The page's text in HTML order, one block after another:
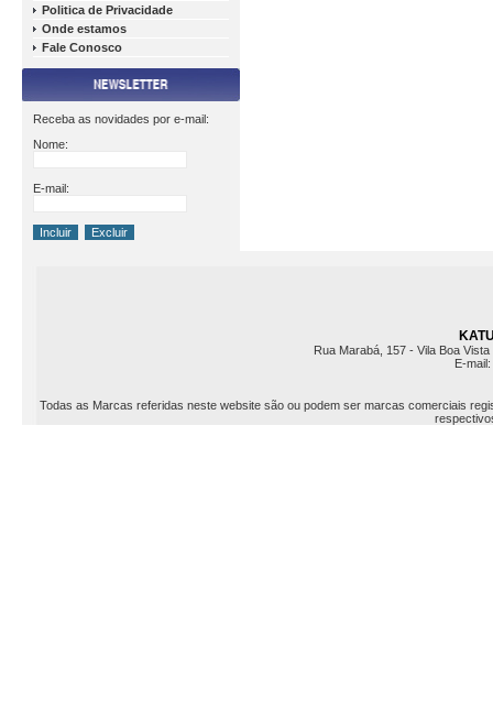
Politica de Privacidade
Onde estamos
Fale Conosco
Receba as novidades por e-mail:
Nome:
E-mail:
Rua Marabá, 157 - Vila Boa
E-mail:
Todas as Marcas referidas neste website são ou podem ser marcas comerciais